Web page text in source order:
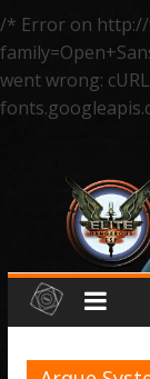
/* Error on http://
went wrong: